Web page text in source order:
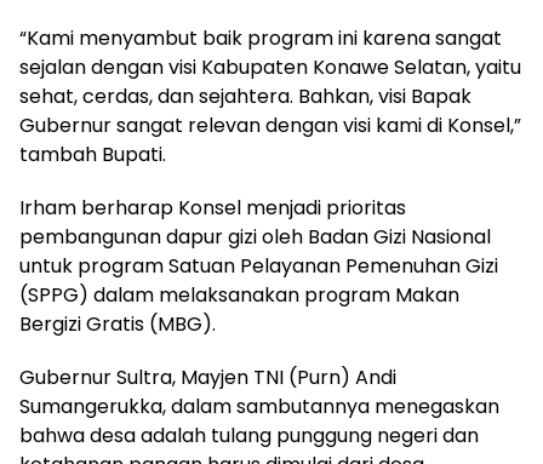
“Kami menyambut baik program ini karena sangat
sejalan dengan visi Kabupaten Konawe Selatan, yaitu
sehat, cerdas, dan sejahtera. Bahkan, visi Bapak
Gubernur sangat relevan dengan visi kami di Konsel,”
tambah Bupati.
Irham berharap Konsel menjadi prioritas
pembangunan dapur gizi oleh Badan Gizi Nasional
untuk program Satuan Pelayanan Pemenuhan Gizi
(SPPG) dalam melaksanakan program Makan
Bergizi Gratis (MBG).
Gubernur Sultra, Mayjen TNI (Purn) Andi
Sumangerukka, dalam sambutannya menegaskan
bahwa desa adalah tulang punggung negeri dan